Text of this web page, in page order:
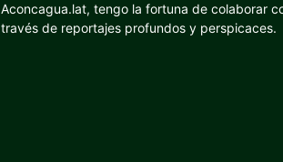
Aconcagua.lat, tengo la fortuna de colaborar
través de reportajes profundos y perspicaces.